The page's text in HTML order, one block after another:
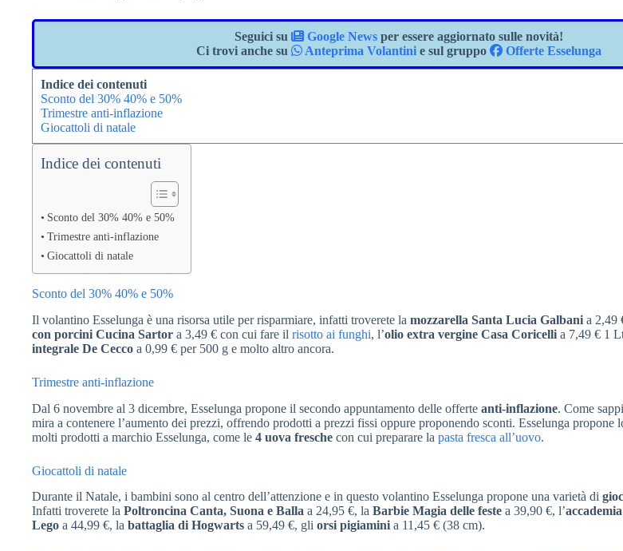
Seguici su Google News per essere aggiornato sulle novità!
Ci trovi anche su
Anteprima Volantini e sul gruppo Offerte Esselunga
Indice dei contenuti
Sconto del 30% 40% e 50%
Trimestre anti-inflazione
Giocattoli di natale
Indice dei contenuti
Sconto del 30% 40% e 50%
Trimestre anti-inflazione
Giocattoli di natale
Sconto del 30% 40% e 50%
Il volantino Esselunga è una risorsa utile per risparmiare, infatti troverete la mozzarella Santa Lucia Galbani a 2,49
con porcini Cucina Sartor a 3,49 € con cui fare il risotto ai funghi, l’olio extra vergine Casa Coricelli a 7,49 € 1
integrale De Cecco a 0,99 € per 500 g e molto altro ancora.
Trimestre anti-inflazione
Dal 6 novembre al 3 dicembre, Esselunga propone il secondo appuntamento delle offerte anti-inflazione. Come
mira a contenere l’aumento dei prezzi, offrendo prodotti a prezzi fissi oppure proponendo sconti. Esselunga propone
molti prodotti a marchio Esselunga, come le 4 uova fresche con cui preparare la pasta fresca all’uovo.
Giocattoli di natale
Durante il Natale, i bambini sono al centro dell’attenzione e in questo volantino Esselunga propone una varietà di
Infatti troverete la Poltroncina Canta, Suona e Balla a 24,95 €, la Barbie Magia delle feste a 39,90 €, l’
Lego a 44,99 €, la battaglia di Hogwarts a 59,49 €, gli orsi pigiamini a 11,45 € (38 cm).